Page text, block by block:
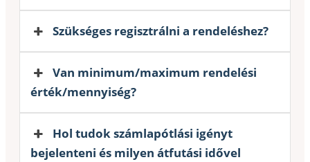
Szükséges regisztrálni a rendeléshez?
Van minimum/maximum rendelési
érték/mennyiség?
Hol tudok számlapótlási igényt
bejelenteni és milyen átfutási idővel